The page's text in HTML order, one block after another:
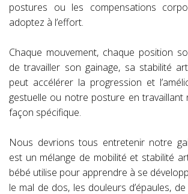
postures ou les compensations
adoptez à l’effort.
Chaque mouvement, chaque position
de travailler son gainage, sa stabilité
peut accélérer la progression et
gestuelle ou notre posture en travaillant
façon spécifique.
Nous devrions tous entretenir notre
est un mélange de mobilité et stabilité
bébé utilise pour apprendre à se
le mal de dos, les douleurs d’épaules,